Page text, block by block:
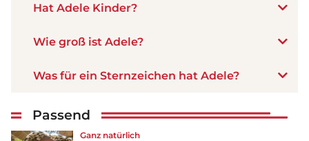
Hat Adele Kinder?
Wie groß ist Adele?
Was für ein Sternzeichen hat Adele?
Passend
Ganz natürlich